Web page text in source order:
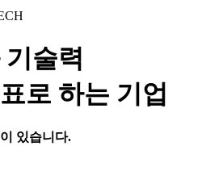
술력
로 하는 기업
있습니다.